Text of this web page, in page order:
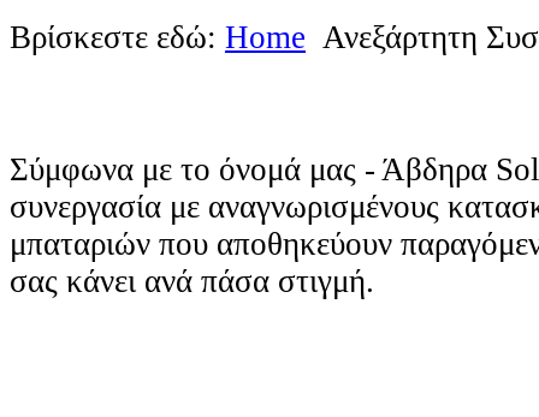
Βρίσκεστε εδώ: Home Ανεξάρτητη
Σύμφωνα με το όνομά μας - Άβδηρα
συνεργασία με αναγνωρισμένους
μπαταριών που αποθηκεύουν
σας κάνει ανά πάσα στιγμή.